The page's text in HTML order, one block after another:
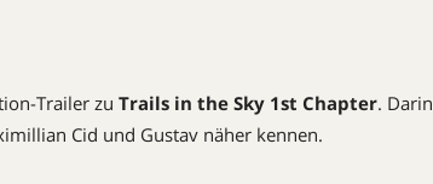
Trailer zu Trails in the Sky 1st Chapter. Darin
Cid und Gustav näher kennen.